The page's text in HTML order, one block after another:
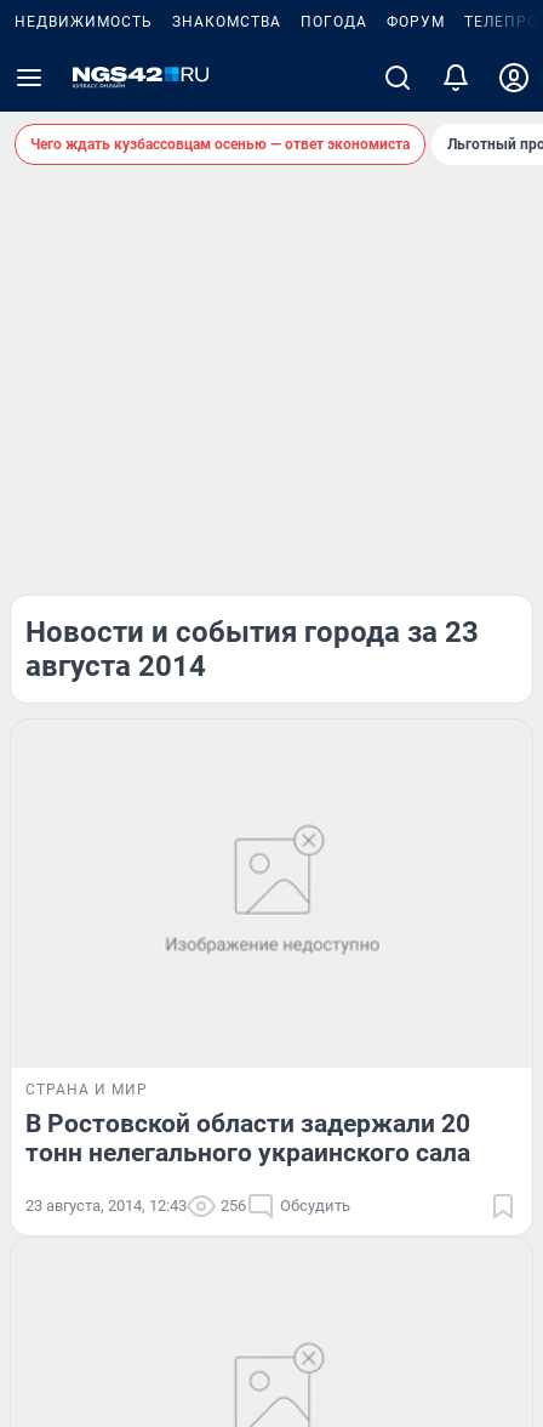
НЕДВИЖИМОСТЬ ЗНАКОМСТВА ПОГОДА ФОРУМ
Чего ждать кузбассовцам осенью — ответ экономиста Льготный
Новости и события города за 23
августа 2014
СТРАНА И МИР
В Ростовской области задержали 20
тонн нелегального украинского сала
23 августа, 2014, 12:43 256 Обсудить